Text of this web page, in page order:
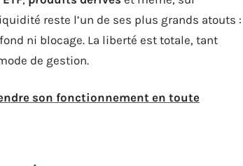
reste l’un de ses plus grands atouts :
ni blocage. La liberté est totale, tant
de gestion.
son fonctionnement en toute